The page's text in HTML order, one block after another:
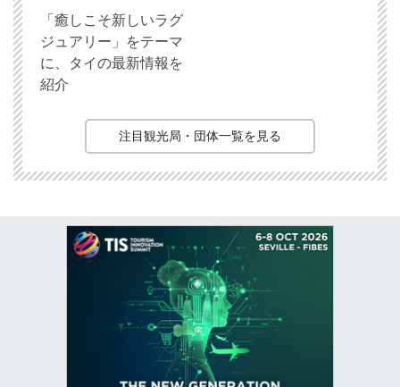
「癒しこそ新しいラグ
ジュアリー」をテーマ
に、タイの最新情報を
紹介
注目観光局・団体一覧を見る